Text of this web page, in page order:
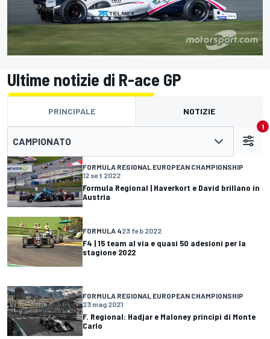
Ultime notizie di R-ace GP
PRINCIPALE NOTIZIE
CAMPIONATO
1
FORMULA REGIONAL EUROPEAN CHAMPIONSHIP
12 set 2022
Formula Regional | Haverkort e David brillano in
Austria
FORMULA 423 feb 2022
F4 | 15 team al via e quasi 50 adesioni per la
stagione 2022
FORMULA REGIONAL EUROPEAN CHAMPIONSHIP
23 mag 2021
F. Regional: Hadjar e Maloney principi di Monte
Carlo